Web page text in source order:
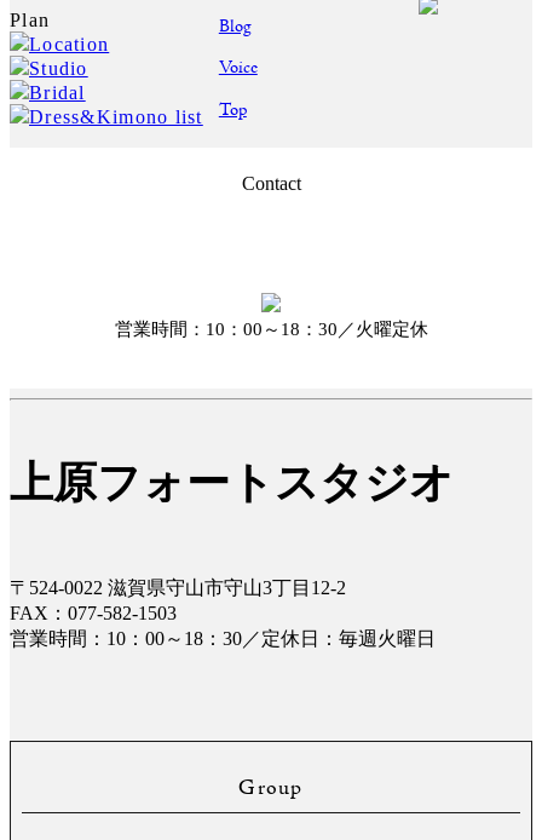
Plan
Location
Studio
Bridal
Dress&Kimono list
Blog
Voice
Top
Contact
営業時間：10：00～18：30／火曜定休
上原フォートスタジオ
〒524-0022 滋賀県守山市守山3丁目12-2
FAX：077-582-1503
営業時間：10：00～18：30／定休日：毎週火曜日
Group